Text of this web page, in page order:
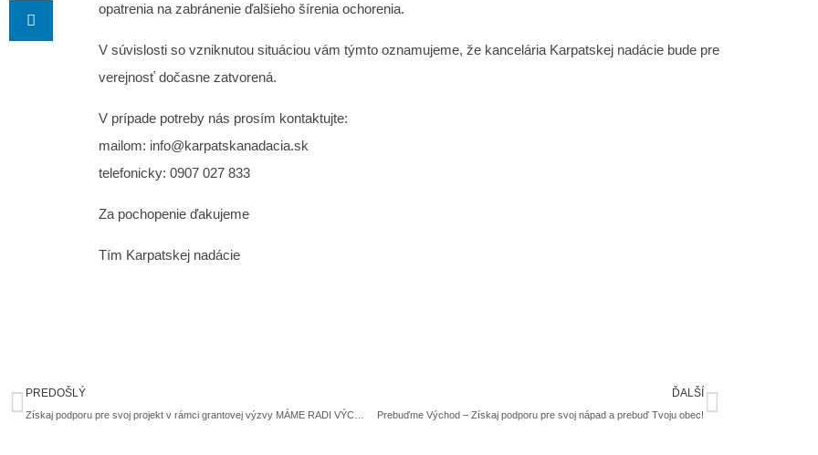
opatrenia na zabránenie ďalšieho šírenia ochorenia.
V súvislosti so vzniknutou situáciou vám týmto oznamujeme, že kancelária Karpatskej nadácie bude pre
verejnosť dočasne zatvorená.
V prípade potreby nás prosím kontaktujte:
mailom: info@karpatskanadacia.sk
telefonicky: 0907 027 833
Za pochopenie ďakujeme
Tím Karpatskej nadácie
Prev
PREDOŠLÝ ĎALŠÍ
Prebuďme Východ – Získaj podporu pre svoj nápad a prebuď Tvoju obec!
Ďalšie